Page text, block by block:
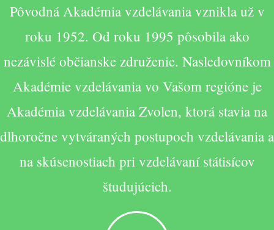
Pôvodná Akadémia vzdelávania vznikla už v
roku 1952. Od roku 1995 pôsobila ako
nezávislé občianske združenie. Nasledovníkom
Akadémie vzdelávania vo Vašom regióne je
Akadémia vzdelávania Zvolen, ktorá stavia na
dlhoročne vytváraných postupoch vzdelávania a
na skúsenostiach pri vzdelávaní státisícov
študujúcich.